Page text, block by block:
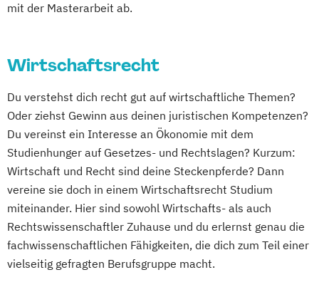
mit der Masterarbeit ab.
Wirtschaftsrecht
Du verstehst dich recht gut auf wirtschaftliche Themen?
Oder ziehst Gewinn aus deinen juristischen Kompetenzen?
Du vereinst ein Interesse an Ökonomie mit dem
Studienhunger auf Gesetzes- und Rechtslagen? Kurzum:
Wirtschaft und Recht sind deine Steckenpferde? Dann
vereine sie doch in einem Wirtschaftsrecht Studium
miteinander. Hier sind sowohl Wirtschafts- als auch
Rechtswissenschaftler Zuhause und du erlernst genau die
fachwissenschaftlichen Fähigkeiten, die dich zum Teil einer
vielseitig gefragten Berufsgruppe macht.